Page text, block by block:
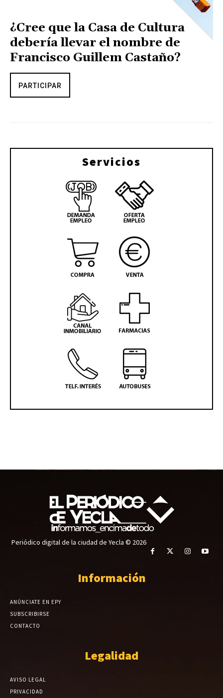
¿Cree que la Casa de Cultura
debería llevar el nombre de
Francisco Guillem Castaño?
PARTICIPAR
Servicios
Periódico digital de la ciudad de Yecla © 2026
Información
ANÚNCIATE EN EPY
SUBSCRIBIRSE
CONTACTO
Legalidad
AVISO LEGAL
PRIVACIDAD